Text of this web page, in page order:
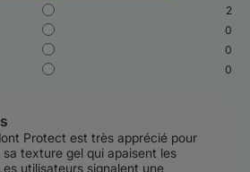
2
0
0
0
Protect est très apprécié pour
texture gel qui apaisent les
utilisateurs signalent une